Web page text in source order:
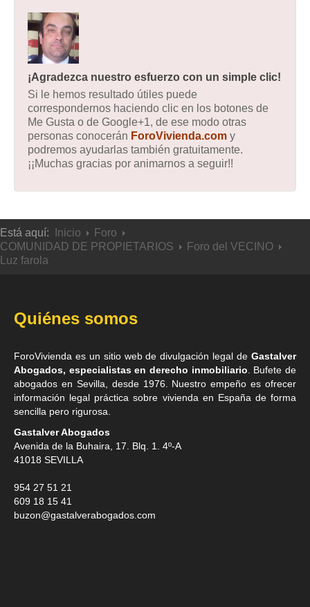
¡Agradezca nuestro esfuerzo con un simple clic!
Si le hemos resultado útiles puede
correspondernos haciendo clic en los botones de
Me Gusta o de Google+1, de ese modo otras
personas conocerán ForoVivienda.com y
podremos ayudarlas también gratuitamente.
¡¡Muchas gracias por animarnos a seguir!!
Está aquí: Inicio
Foro
COMUNIDAD DE PROPIETARIOS
Foro del VECINO
Luz farola
Quiénes somos
ForoVivienda es un sitio web de divulgación legal de Gastalver
Abogados, especialistas en derecho inmobiliario . Bufete de
abogados en Sevilla , desde 1976. Nuestro empeño es ofrecer
información legal práctica sobre vivienda en España de forma
sencilla pero rigurosa.
Gastalver Abogados
Avenida de la Buhaira, 17. Blq. 1. 4º-A
41018 SEVILLA
954 27 51 21
609 18 15 41
buzon@gastalverabogados.com